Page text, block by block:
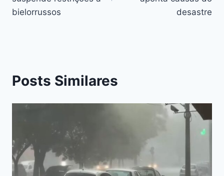
bielorrussos
desastre
Posts Similares